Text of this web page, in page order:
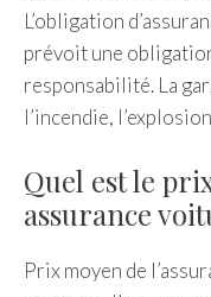
L’obligation
prévoit une
responsabilité. La
l’incendie,
Quel est le
assurance
Prix ​​moyen de